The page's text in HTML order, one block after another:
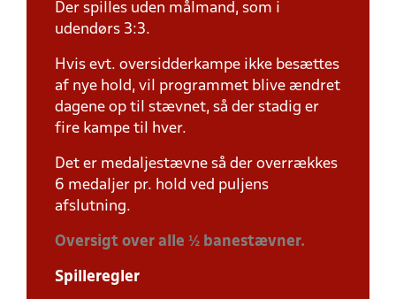
Der spilles uden målmand, som i
udendørs 3:3.
Hvis evt. oversidderkampe ikke besættes
af nye hold, vil programmet blive ændret
dagene op til stævnet, så der stadig er
fire kampe til hver.
Det er medaljestævne så der overrækkes
6 medaljer pr. hold ved puljens
afslutning.
Oversigt over alle ½ banestævner.
Spilleregler